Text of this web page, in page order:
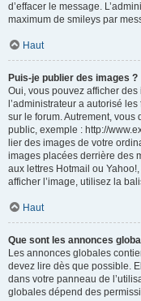
d’effacer le message.
maximum de smileys par
Haut
Puis-je publier des images ?
Oui, vous pouvez afficher
l’administrateur a autorisé
sur le forum. Autrement,
public, exemple : http://
lier des images de votre
images placées derrière des
aux lettres Hotmail ou
afficher l’image, utilisez la
Haut
Que sont les annonces
Les annonces globales
devez lire dès que possible.
dans votre panneau de
globales dépend des